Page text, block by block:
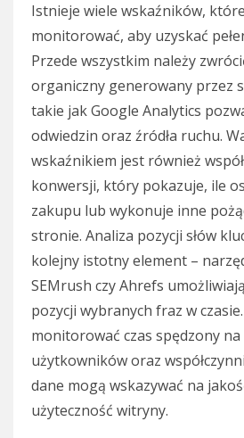
Istnieje wiele wskaźników,
monitorować, aby uzyskać
Przede wszystkim należy
organiczny generowany przez
takie jak Google Analytics
odwiedzin oraz źródła ruchu.
wskaźnikiem jest również
konwersji, który pokazuje, ile
zakupu lub wykonuje inne
stronie. Analiza pozycji słów
kolejny istotny element –
SEMrush czy Ahrefs
pozycji wybranych fraz w
monitorować czas spędzony
użytkowników oraz
dane mogą wskazywać na
użyteczność witryny.